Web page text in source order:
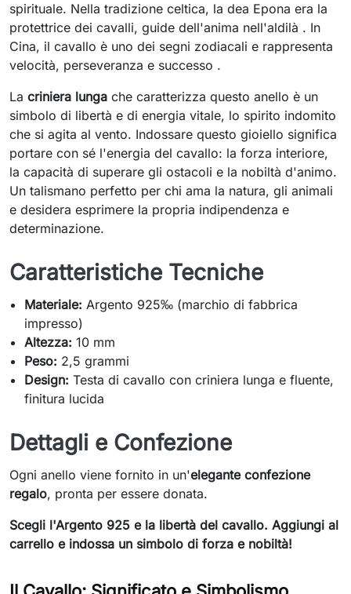
spirituale. Nella tradizione celtica, la dea Epona era la
protettrice dei cavalli, guide dell'anima nell'aldilà . In
Cina, il cavallo è uno dei segni zodiacali e rappresenta
velocità, perseveranza e successo .
La criniera lunga che caratterizza questo anello è un
simbolo di libertà e di energia vitale, lo spirito indomito
che si agita al vento. Indossare questo gioiello significa
portare con sé l'energia del cavallo: la forza interiore,
la capacità di superare gli ostacoli e la nobiltà d'animo.
Un talismano perfetto per chi ama la natura, gli animali
e desidera esprimere la propria indipendenza e
determinazione.
Caratteristiche Tecniche
Materiale: Argento 925‰ (marchio di fabbrica
impresso)
Altezza: 10 mm
Peso: 2,5 grammi
Design: Testa di cavallo con criniera lunga e fluente,
finitura lucida
Dettagli e Confezione
Ogni anello viene fornito in un'elegante confezione
regalo, pronta per essere donata.
Scegli l'Argento 925 e la libertà del cavallo. Aggiungi al
carrello e indossa un simbolo di forza e nobiltà!